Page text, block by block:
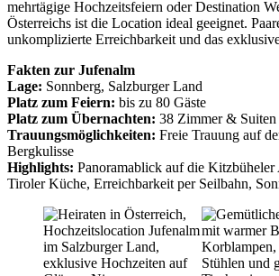
mehrtägige Hochzeitsfeiern oder Destination
Österreichs ist die Location ideal geeignet.
unkomplizierte Erreichbarkeit und das
Fakten zur Jufenalm
Lage: Sonnberg, Salzburger Land
Platz zum Feiern: bis zu 80 Gäste
Platz zum Übernachten: 38 Zimmer & Suiten
Trauungsmöglichkeiten: Freie Trauung auf
Bergkulisse
Highlights: Panoramablick auf die Kitzbüheler
Tiroler Küche, Erreichbarkeit per Seilbahn,